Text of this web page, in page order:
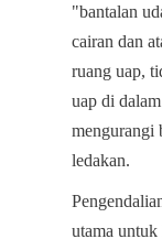
"bantalan
cairan dan
ruang uap,
uap di
mengurangi
ledakan.
utama